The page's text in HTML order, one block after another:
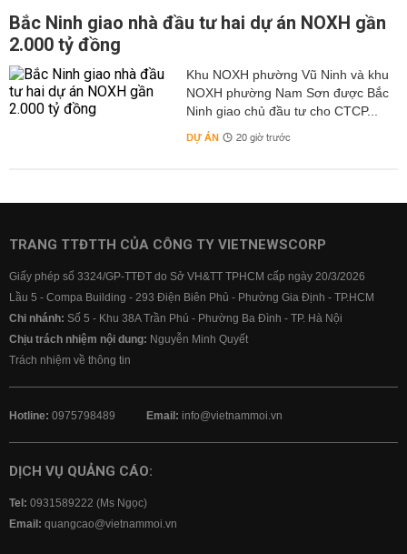
Bắc Ninh giao nhà đầu tư hai dự án NOXH gần
2.000 tỷ đồng
Khu NOXH phường Vũ Ninh và khu
NOXH phường Nam Sơn được Bắc
Ninh giao chủ đầu tư cho CTCP...
DỰ ÁN 20 giờ trước
TRANG TTĐTTH CỦA CÔNG TY VIETNEWSCORP
Giấy phép số 3324/GP-TTĐT do Sở VH&TT TPHCM cấp ngày 20/3/2026
Lầu 5 - Compa Building - 293 Điện Biên Phủ - Phường Gia Định - TP.HCM
Chi nhánh: Số 5 - Khu 38A Trần Phú - Phường Ba Đình - TP. Hà Nội
Chịu trách nhiệm nội dung: Nguyễn Minh Quyết
Trách nhiệm về thông tin
Hotline: 0975798489 Email: info@vietnammoi.vn
DỊCH VỤ QUẢNG CÁO:
Tel: 0931589222 (Ms Ngọc)
Email: quangcao@vietnammoi.vn